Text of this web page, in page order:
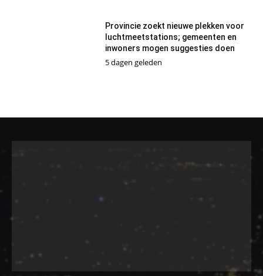
Provincie zoekt nieuwe plekken voor
luchtmeetstations; gemeenten en
inwoners mogen suggesties doen
5 dagen geleden